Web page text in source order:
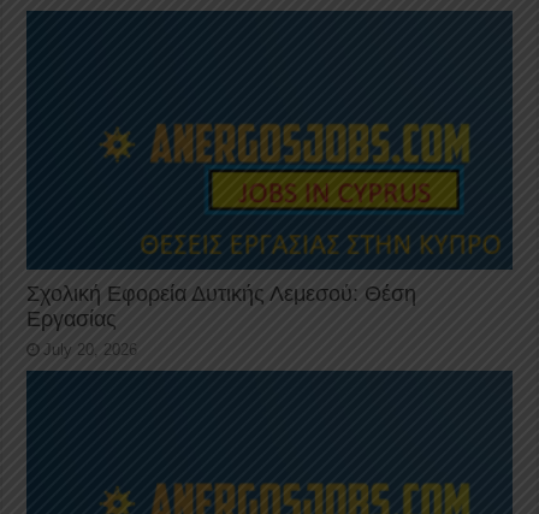
Σχολική Εφορεία Δυτικής Λεμεσού: Θέση
Εργασίας
July 20, 2026